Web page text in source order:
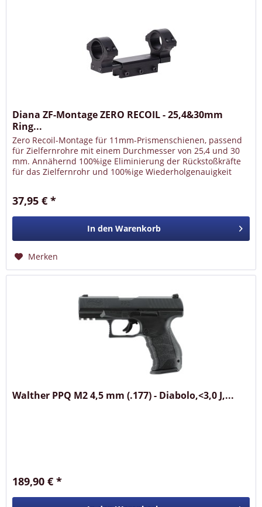
Diana ZF-Montage ZERO RECOIL - 25,4&30mm
Ring...
Zero Recoil-Montage für 11mm-Prismenschienen, passend
für Zielfernrohre mit einem Durchmesser von 25,4 und 30
mm. Annähernd 100%ige Eliminierung der Rückstoßkräfte
für das Zielfernrohr und 100%ige Wiederholgenauigkeit
37,95 € *
In den Warenkorb
Merken
Walther PPQ M2 4,5 mm (.177) - Diabolo,<3,0 J,...
189,90 € *